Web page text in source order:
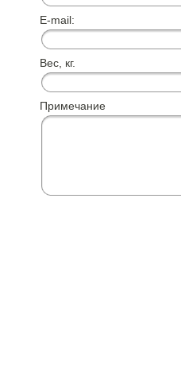
E-mail:
Вес, кг.
Примечание